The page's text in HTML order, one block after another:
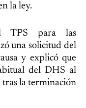
la ley.
TPS para las
una solicitud del
y explicó que
del DHS al
la terminación